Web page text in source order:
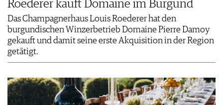
Roederer kauft Domaine im Burgund
Das Champagnerhaus Louis Roederer hat den
burgundischen Winzerbetrieb Domaine Pierre Damoy
gekauft und damit seine erste Akquisition in der Region
getätigt.